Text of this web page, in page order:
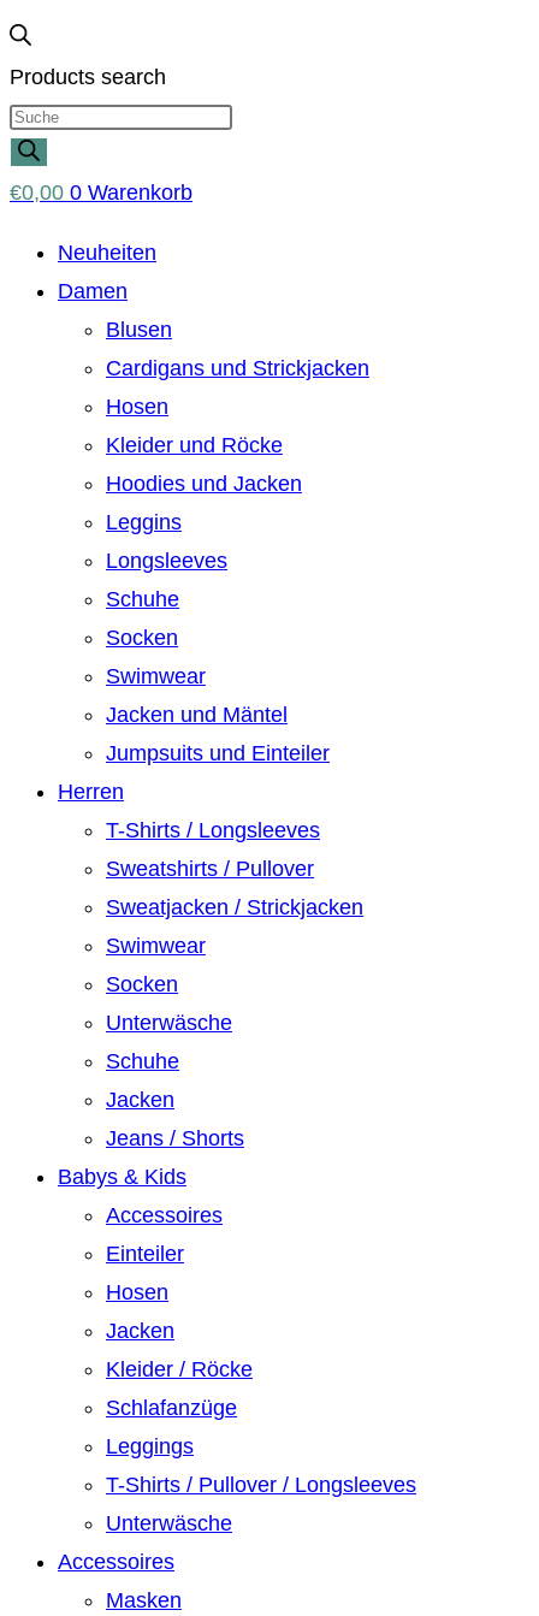
Products search
€0,00 0 Warenkorb
Neuheiten
Damen
Blusen
Cardigans und Strickjacken
Hosen
Kleider und Röcke
Hoodies und Jacken
Leggins
Longsleeves
Schuhe
Socken
Swimwear
Jacken und Mäntel
Jumpsuits und Einteiler
Herren
T-Shirts / Longsleeves
Sweatshirts / Pullover
Sweatjacken / Strickjacken
Swimwear
Socken
Unterwäsche
Schuhe
Jacken
Jeans / Shorts
Babys & Kids
Accessoires
Einteiler
Hosen
Jacken
Kleider / Röcke
Schlafanzüge
Leggings
T-Shirts / Pullover / Longsleeves
Unterwäsche
Accessoires
Masken